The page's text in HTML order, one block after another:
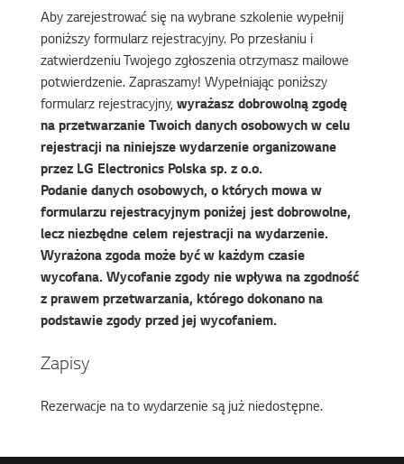
Aby zarejestrować się na wybrane szkolenie wypełnij
poniższy formularz rejestracyjny. Po przesłaniu i
zatwierdzeniu Twojego zgłoszenia otrzymasz mailowe
potwierdzenie. Zapraszamy! Wypełniając poniższy
formularz rejestracyjny, wyrażasz dobrowolną zgodę
na przetwarzanie Twoich danych osobowych w celu
rejestracji na niniejsze wydarzenie organizowane
przez LG Electronics Polska sp. z o.o.
Podanie danych osobowych, o których mowa w
formularzu rejestracyjnym poniżej jest dobrowolne,
lecz niezbędne celem rejestracji na wydarzenie.
Wyrażona zgoda może być w każdym czasie
wycofana. Wycofanie zgody nie wpływa na zgodność
z prawem przetwarzania, którego dokonano na
podstawie zgody przed jej wycofaniem.
Zapisy
Rezerwacje na to wydarzenie są już niedostępne.